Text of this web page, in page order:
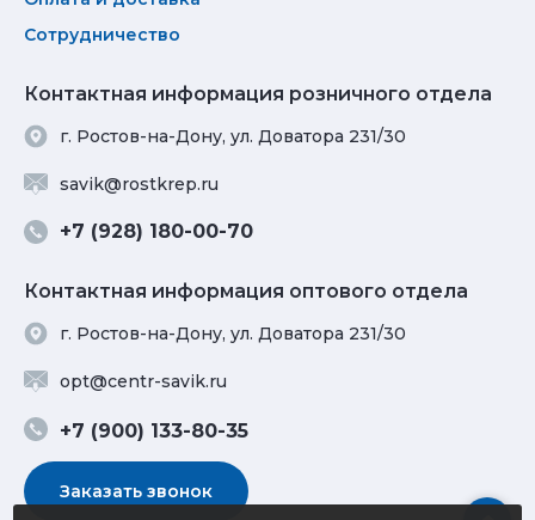
Сотрудничество
Контактная информация розничного отдела
г. Ростов-на-Дону, ул. Доватора 231/30
savik@rostkrep.ru
+7 (928) 180-00-70
Контактная информация оптового отдела
г. Ростов-на-Дону, ул. Доватора 231/30
opt@centr-savik.ru
+7 (900) 133-80-35
Заказать звонок